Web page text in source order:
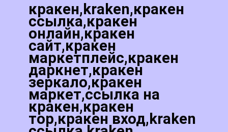
кракен,kraken,кракен
ссылка,кракен
онлайн,кракен
сайт,кракен
маркетплейс,кракен
даркнет,кракен
зеркало,кракен
маркет,ссылка на
кракен,кракен
тор,кракен вход,kraken